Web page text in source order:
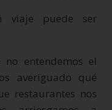
viaje puede ser
entendemos el
averiguado qué
restaurantes nos